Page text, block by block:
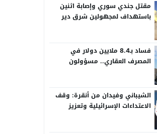
مقتل جندي سوري وإصابة اثنين
باستهداف لمجهولين شرق دير
فساد بـ8.4 ملايين دولار في
المصرف العقاري.. مسؤولون
الشيباني وفيدان من أنقرة: وقف
الاعتداءات الإسرائيلية وتعزيز